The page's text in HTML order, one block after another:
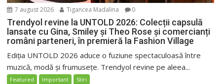
7 august 2026 Tigancea Madalina 0
Trendyol revine la UNTOLD 2026: Colecții capsulă
lansate cu Gina, Smiley și Theo Rose și comercianți
români parteneri, în premieră la Fashion Village
Ediția UNTOLD 2026 aduce o fuziune spectaculoasă între
muzică, modă și frumusețe. Trendyol revine pe aleea...
Featured Important Stiri